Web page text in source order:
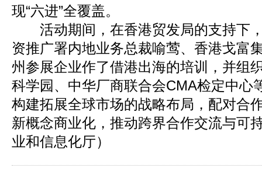
现“六进”全覆盖。
活动期间，在香港贸发局的支持下
资推广署内地业务总裁喻莺、香港戈富
州参展企业作了借港出海的培训，并组
科学园、中华厂商联合会CMA检定中心
构建拓展全球市场的战略布局，配对合
新概念商业化，推动跨界合作交流与可
业和信息化厅）